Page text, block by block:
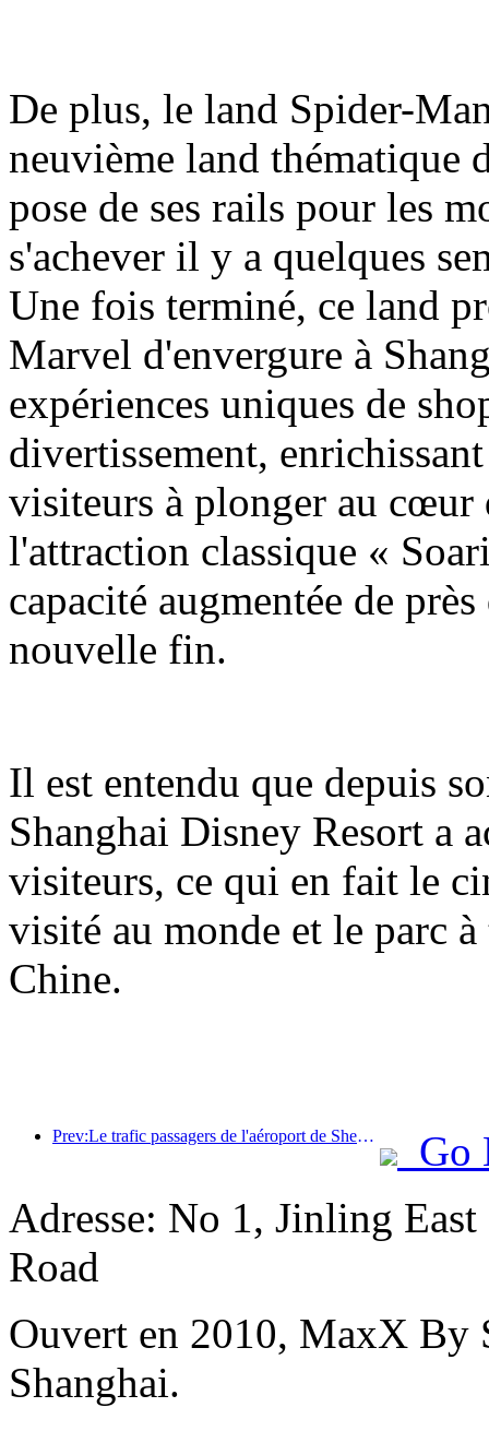
De plus, le land Spider-
neuvième land thématique
pose de ses rails pour les
s'achever il y a quelques
Une fois terminé, ce land
Marvel d'envergure à
expériences uniques de
divertissement,
visiteurs à plonger au
l'attraction classique «
capacité augmentée de
nouvelle fin.
Il est entendu que depuis
Shanghai Disney Resort a
visiteurs, ce qui en fait le
visité au monde et le parc
Chine.
Prev:Le trafic passagers de l'aéroport de Shenzhen a dépassé les 3 millions cette année, établissant un nouveau record pour la même période.
Go
Adresse: No 1, Jinling
Road
Ouvert en 2010, MaxX By
Shanghai.